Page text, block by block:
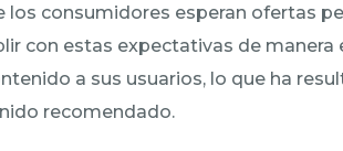
los consumidores esperan ofertas
con estas expectativas de manera
a sus usuarios, lo que ha
recomendado.